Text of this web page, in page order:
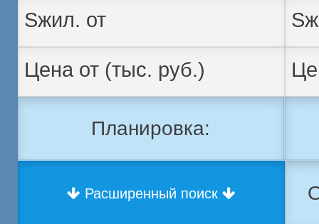
Планировка:
Расширенный поиск